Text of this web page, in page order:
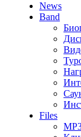
News
Band
Files